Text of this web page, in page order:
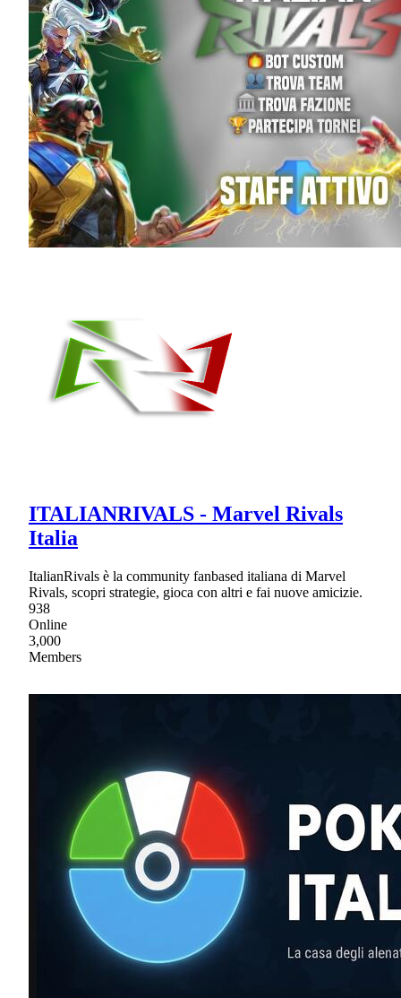
ITALIANRIVALS - Marvel Rivals
Italia
ItalianRivals è la community fanbased italiana di Marvel
Rivals, scopri strategie, gioca con altri e fai nuove amicizie.
938
Online
3,000
Members